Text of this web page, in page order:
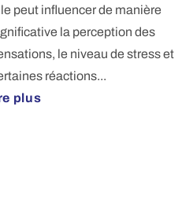
peut influencer de manière
la perception des
le niveau de stress et
réactions...
plus